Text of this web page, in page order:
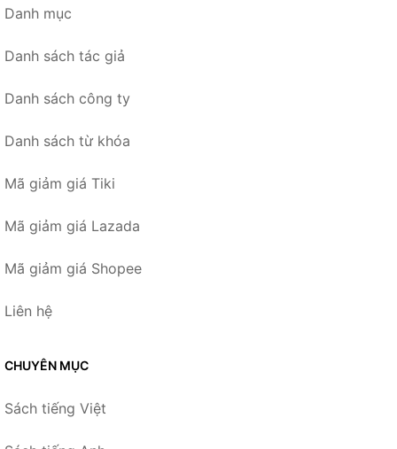
Danh mục
Danh sách tác giả
Danh sách công ty
Danh sách từ khóa
Mã giảm giá Tiki
Mã giảm giá Lazada
Mã giảm giá Shopee
Liên hệ
CHUYÊN MỤC
Sách tiếng Việt